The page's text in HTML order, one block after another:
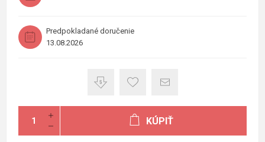
Predpokladané doručenie
13.08.2026
KÚPIŤ